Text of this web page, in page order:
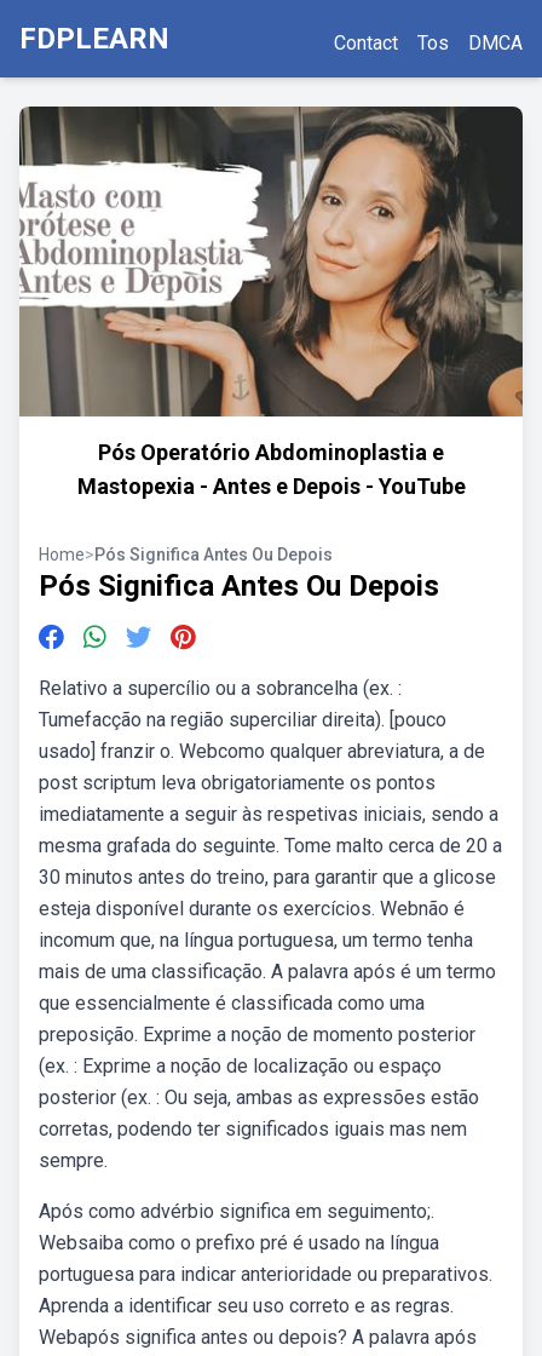
FDPLEARN Contact Tos DMCA
Pós Operatório Abdominoplastia e
Mastopexia - Antes e Depois - YouTube
Home>Pós Significa Antes Ou Depois
Pós Significa Antes Ou Depois
Relativo a supercílio ou a sobrancelha (ex. :
Tumefacção na região superciliar direita). [pouco
usado] franzir o. Webcomo qualquer abreviatura, a de
post scriptum leva obrigatoriamente os pontos
imediatamente a seguir às respetivas iniciais, sendo a
mesma grafada do seguinte. Tome malto cerca de 20 a
30 minutos antes do treino, para garantir que a glicose
esteja disponível durante os exercícios. Webnão é
incomum que, na língua portuguesa, um termo tenha
mais de uma classificação. A palavra após é um termo
que essencialmente é classificada como uma
preposição. Exprime a noção de momento posterior
(ex. : Exprime a noção de localização ou espaço
posterior (ex. : Ou seja, ambas as expressões estão
corretas, podendo ter significados iguais mas nem
sempre.
Após como advérbio significa em seguimento;.
Websaiba como o prefixo pré é usado na língua
portuguesa para indicar anterioridade ou preparativos.
Aprenda a identificar seu uso correto e as regras.
Webapós significa antes ou depois? A palavra após